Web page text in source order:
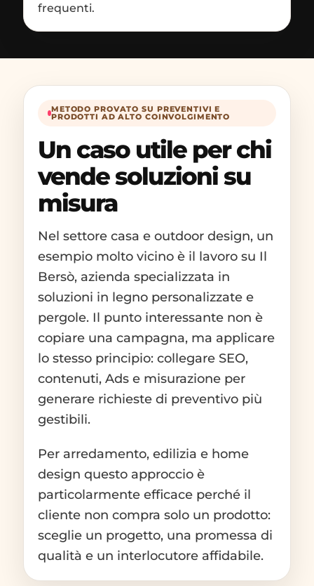
frequenti.
METODO PROVATO SU PREVENTIVI E
PRODOTTI AD ALTO COINVOLGIMENTO
Un caso utile per chi
vende soluzioni su
misura
Nel settore casa e outdoor design, un
esempio molto vicino è il lavoro su Il
Bersò, azienda specializzata in
soluzioni in legno personalizzate e
pergole. Il punto interessante non è
copiare una campagna, ma applicare
lo stesso principio: collegare SEO,
contenuti, Ads e misurazione per
generare richieste di preventivo più
gestibili.
Per arredamento, edilizia e home
design questo approccio è
particolarmente efficace perché il
cliente non compra solo un prodotto:
sceglie un progetto, una promessa di
qualità e un interlocutore affidabile.